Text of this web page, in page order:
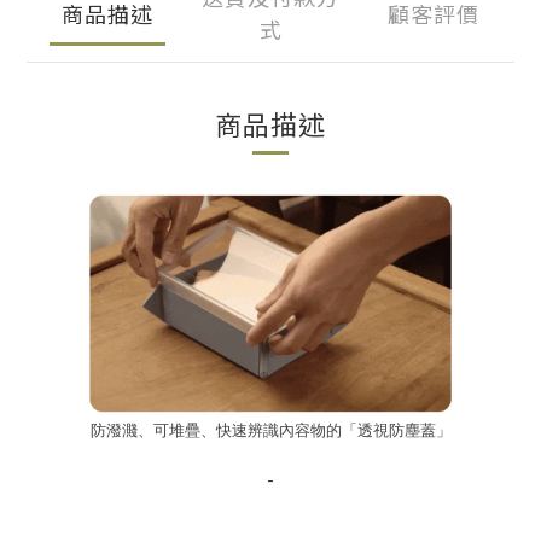
商品描述
式
顧客評價
商品描述
防潑濺、可堆疊、快速辨識內容物的「透視防塵蓋」
-